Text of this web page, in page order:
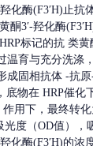
化酶(F3′H)止抗
酮3′-羟化酶
HRP标记的抗 类黄
温育与充分洗涤
成固相抗体 -抗
底物在 HRP催化
用下，最终转
光度（OD值），
化酶(F3′H)的浓